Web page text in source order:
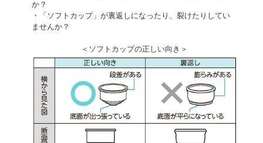
か？
・「ソフトカップ」が裏返しになったり、裂けたりしてい
ませんか？
＜ソフトカップの正しい向き＞